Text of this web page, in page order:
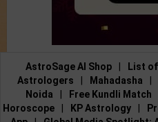
AstroSage AI Shop List
Astrologers
Mahadasha
Noida
Free Kundli Match
Horoscope
KP Astrology